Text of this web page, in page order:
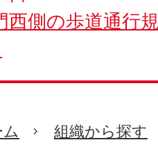
西側の歩道通行
組織から探す